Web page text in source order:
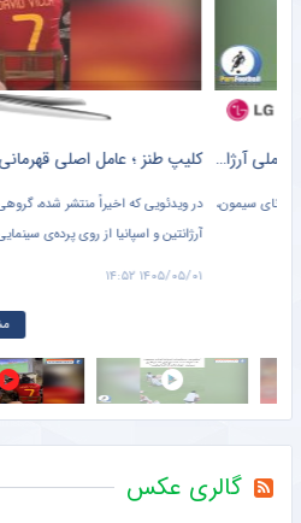
استقلال با ۳ گل از سد استقلال گذشت؛ روز درخشان سحرخیزان
در ویدئویی که اخیراً منتشر شده، گروهی از هواداران
آرژانتین و اسپانیا از روی پرده‌ی سینمایی هستند
گالری عکس